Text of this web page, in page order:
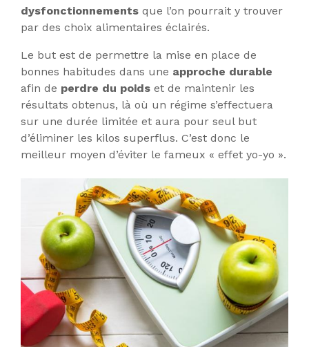
dysfonctionnementsque l’on pourrait y trouver
par des choix alimentaires éclairés.
Le but est de permettre la mise en place de
bonnes habitudes dans une approche durable
afin de perdre du poidset de maintenir les
résultats obtenus, là où un régime s’effectuera
sur une durée limitée et aura pour seul but
d’éliminer les kilos superflus. C’est donc le
meilleur moyen d’éviter le fameux « effet yo-yo ».